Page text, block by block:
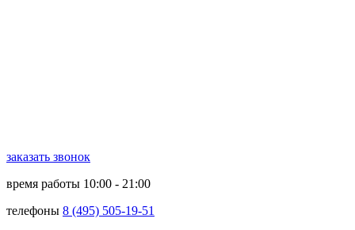
заказать звонок
время работы 10:00 - 21:00
телефоны 8 (495) 505-19-51